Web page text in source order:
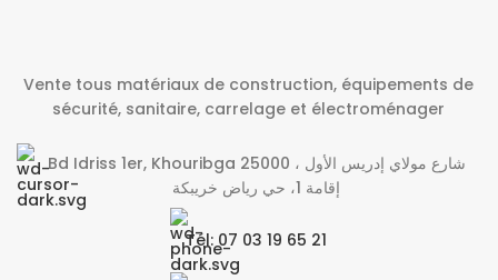
Vente tous matériaux de construction, équipements de
sécurité, sanitaire, carrelage et électroménager
Bd Idriss 1er, Khouribga 25000 شارع مولاي إدريس الأول ،
إقامة 1، حي رياض خريبكة
Tél: 07 03 19 65 21